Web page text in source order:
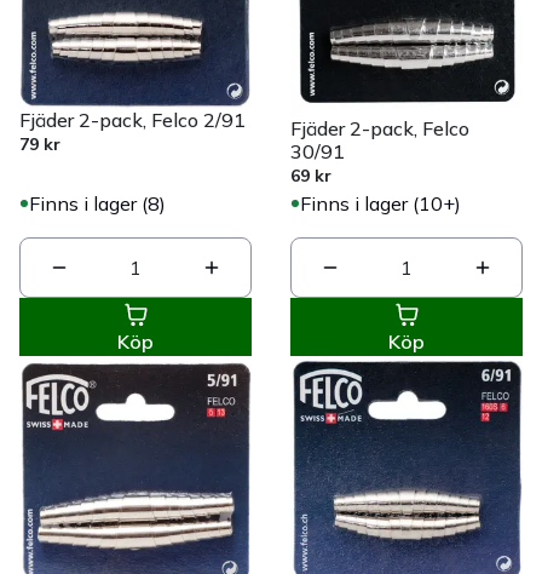
Fjäder 2-pack, Felco 2/91
79 kr
Finns i lager (8)
1
Köp
Fjäder 2-pack, Felco
30/91
69 kr
Finns i lager (10+)
1
Köp